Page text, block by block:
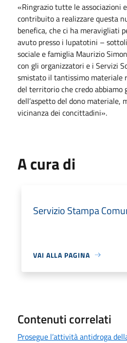
«Ringrazio tutte le associazioni
contribuito a realizzare questa
benefica, che ci ha meravigliati
avuto presso i lupatotini –
sociale e famiglia Maurizio
con gli organizzatori e i Servizi
smistato il tantissimo materiale
del territorio che credo abbiamo
dell’aspetto del dono materiale,
vicinanza dei concittadini».
A cura di
Servizio Stampa
VAI ALLA PAGINA
Contenuti correlati
Prosegue l’attività antidroga